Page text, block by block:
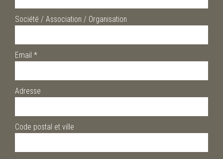
Société / Association / Organisation
Email *
Adresse
Code postal et ville